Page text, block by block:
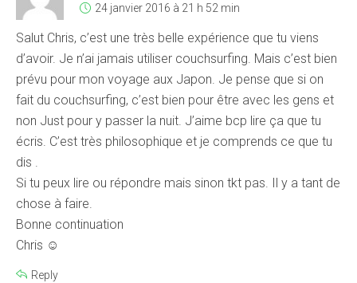
24 janvier 2016 à 21 h 52 min
Salut Chris, c’est une très belle expérience que tu viens
d’avoir. Je n’ai jamais utiliser couchsurfing. Mais c’est bien
prévu pour mon voyage aux Japon. Je pense que si on
fait du couchsurfing, c’est bien pour être avec les gens et
non Just pour y passer la nuit. J’aime bcp lire ça que tu
écris. C’est très philosophique et je comprends ce que tu
dis .
Si tu peux lire ou répondre mais sinon tkt pas. Il y a tant de
chose à faire.
Bonne continuation
Chris ☺
Reply